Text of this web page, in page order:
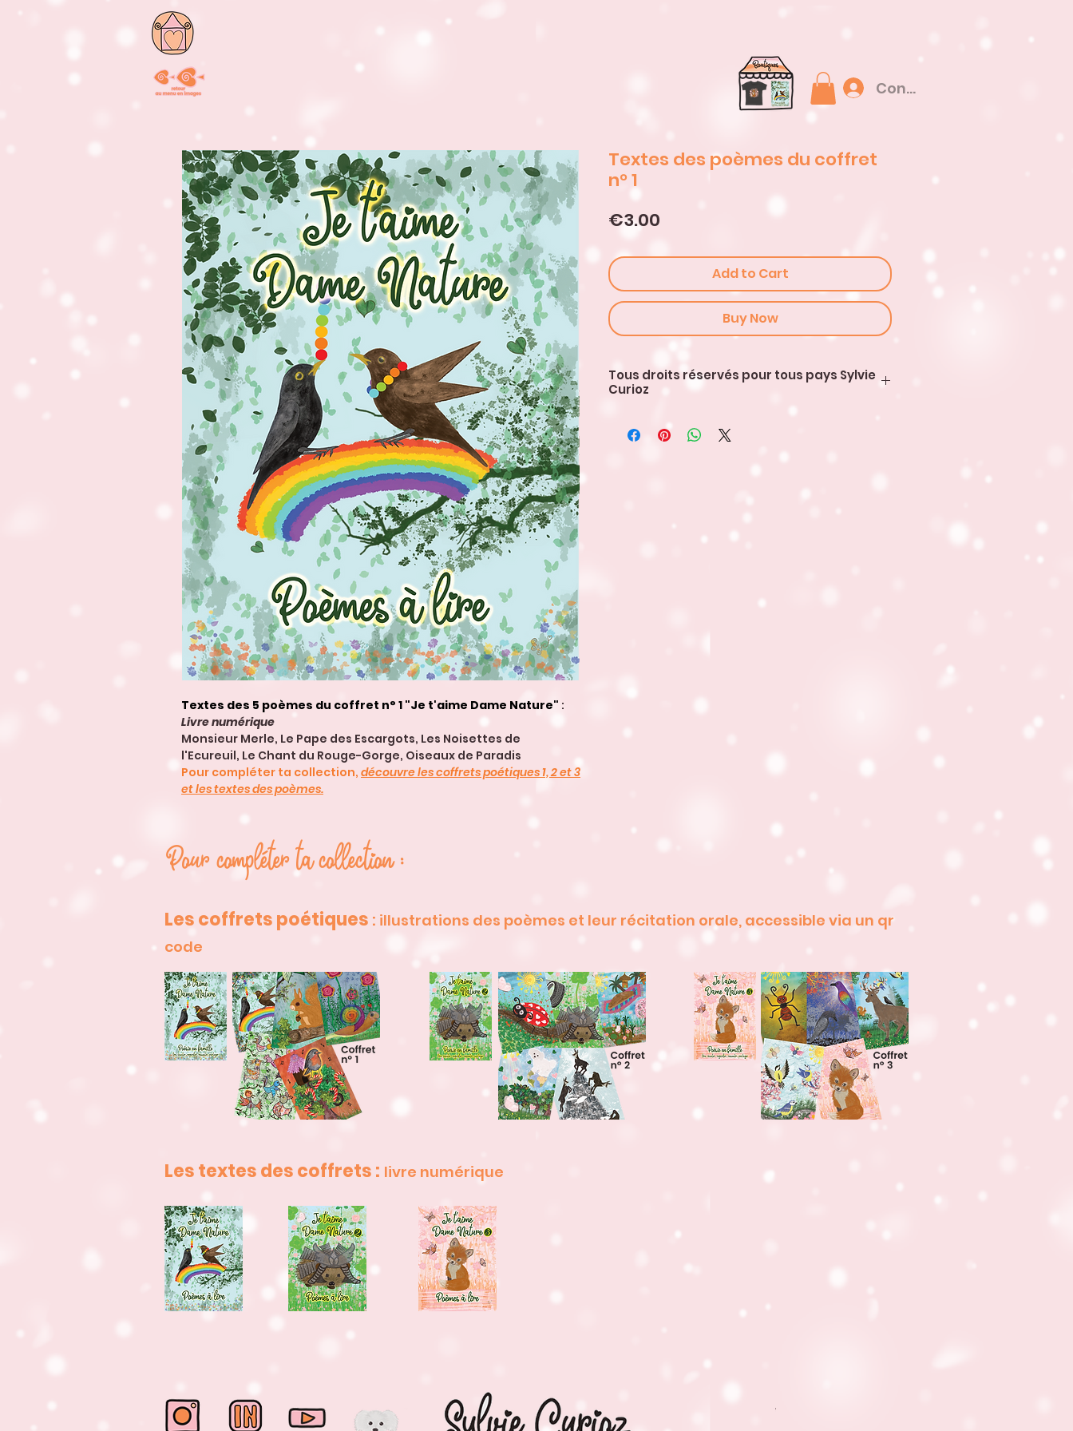
Connexion
Textes des 5 poèmes du coffret n° 1 "Je t'aime Dame Nature" :
Livre numérique
Monsieur Merle, Le Pape des Escargots, Les Noisettes de
l'Ecureuil, Le Chant du Rouge-Gorge, Oiseaux de Paradis
Pour compléter ta collection, découvre les coffrets poétiques 1, 2 et 3
et les textes des poèmes.
Textes des poèmes du coffret
n° 1
€3.00
Add to Cart
Buy Now
Tous droits réservés pour tous pays Sylvie
Curioz
Ce fichier est destiné à votre usage
personnel.
Pour compléter ta collection :
Les coffrets poétiques : illustrations des poèmes et leur récitation orale, accessible via un qr
code
Les textes des coffrets : livre numérique